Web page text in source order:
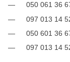
050 061 36
097 013 14
050 601 36
097 013 14